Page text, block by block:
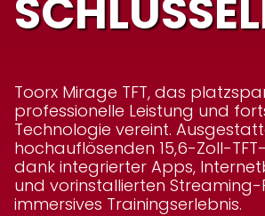
Toorx Mirage TFT, das
professionelle Leistung und
Technologie vereint.
hochauflösenden 15,6-Zoll-
dank integrierter Apps,
und vorinstallierten
immersives Trainingserlebnis.